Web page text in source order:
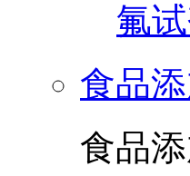
氟试
食品
食品